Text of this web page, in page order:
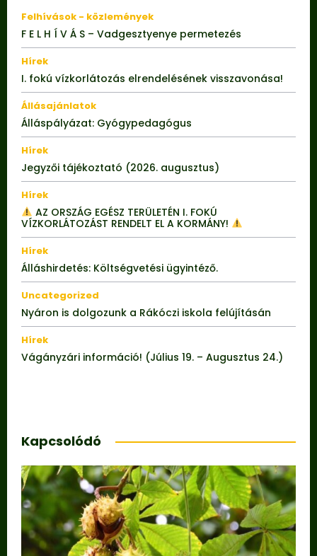
Felhívások - közlemények
F E L H Í V Á S – Vadgesztyenye permetezés
Hírek
I. fokú vízkorlátozás elrendelésének visszavonása!
Állásajánlatok
Álláspályázat: Gyógypedagógus
Hírek
Jegyzői tájékoztató (2026. augusztus)
Hírek
AZ ORSZÁG EGÉSZ TERÜLETÉN I. FOKÚ
VÍZKORLÁTOZÁST RENDELT EL A KORMÁNY!
Hírek
Álláshirdetés: Költségvetési ügyintéző.
Uncategorized
Nyáron is dolgozunk a Rákóczi iskola felújításán
Hírek
Vágányzári információ! (Július 19. – Augusztus 24.)
Kapcsolódó